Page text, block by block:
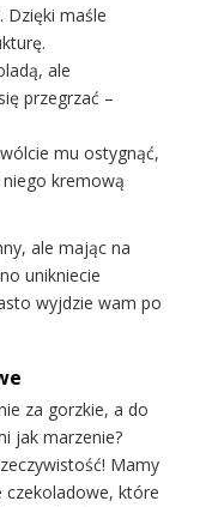
Dzięki maśle
ale
przegrzać –
mu ostygnąć,
kremową
ale mając na
unikniecie
wyjdzie wam po
za gorzkie, a do
jak marzenie?
Mamy
czekoladowe, które